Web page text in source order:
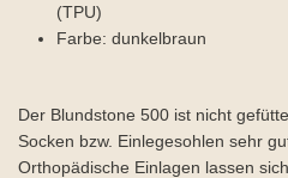
(TPU)
Farbe: dunkelbraun
Der Blundstone 500 ist nicht
Socken bzw. Einlegesohlen sehr
Orthopädische Einlagen lassen